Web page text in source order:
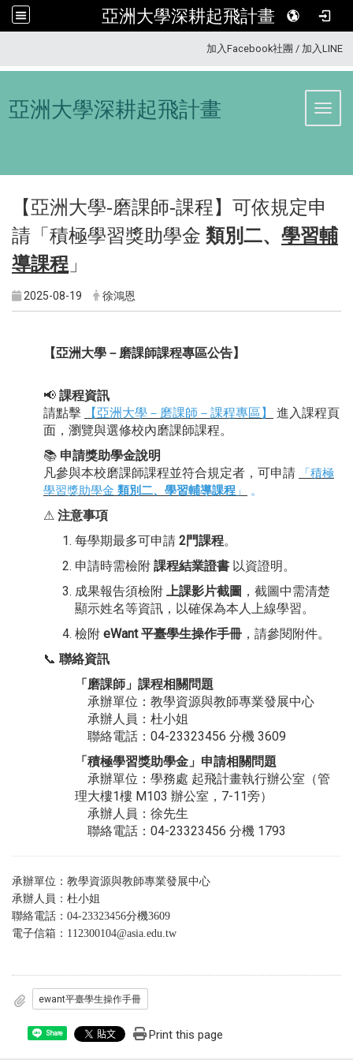
亞洲大學深耕起飛計畫
加入Facebook社團 / 加入LINE
亞洲大學深耕起飛計畫
【亞洲大學-磨課師-課程 】可依規定申
請「 積極學習獎助學金 類別二、 學習輔
導課程 」
2025-08-19 徐鴻恩
【亞洲大學－磨課師課程專區公告】
📢 課程資訊
請點擊
【亞洲大學－磨課師－課程專區】
進入課程頁
面，瀏覽與選修校內磨課師課程。
📚 申請獎助學金說明
凡參與本校磨課師課程並符合規定者，可申請 「 積極
學習獎助學金 類別二、 學習輔導課程 」 。
⚠ 注意事項
每學期最多可申請 2門課程。
申請時需檢附 課程結業證書 以資證明。
成果報告須檢附
上課影片截圖 ，截圖中需清楚
顯示姓名等資訊，以確保為本人上線學習。
檢附 eWant 平臺學生操作手冊 ，請參閱附件。
📞 聯絡資訊
「磨課師 」 課程相關問題
承辦單位：教學資源與教師專業發展中心
承辦人員：杜小姐
聯絡電話：04-23323456 分機 3609
「積極學習獎助學金」 申請相關問題
承辦單位：學務處 起飛計畫執行辦公室（管
理大樓1樓 M103 辦公室，7-11旁）
承辦人員：徐先生
聯絡電話：04-23323456 分機 1793
承辦單位：教學資源與教師專業發展中心
承辦人員：杜小姐
聯絡電話：04-23323456分機3609
電子信箱： 112300104@asia.edu.tw
ewant平臺學生操作手冊
Share Print this page